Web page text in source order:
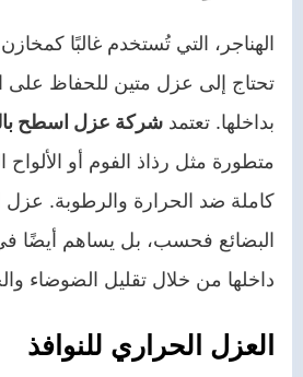
الهناجر، التي تُستخدم غالبًا
تحتاج إلى عزل متين للحفاظ على
بداخلها. تعتمد شركة عزل اسطح
متطورة مثل رذاذ الفوم أو الألواح
كاملة ضد الحرارة والرطوبة. عزل
البضائع فحسب، بل يساهم أيضًا
داخلها من خلال تقليل الضوضاء
العزل الحراري للنوافذ